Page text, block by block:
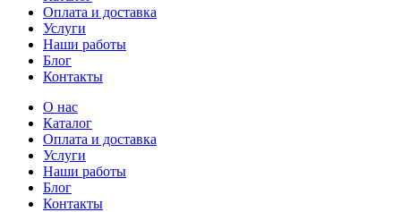
Оплата и доставка
Услуги
Наши работы
Блог
Контакты
О нас
Каталог
Оплата и доставка
Услуги
Наши работы
Блог
Контакты